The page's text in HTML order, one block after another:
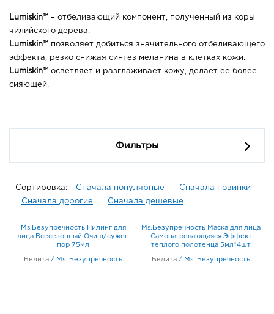
Lumiskin™ – отбеливающий компонент, полученный из коры
чилийского дерева.
Lumiskin™ позволяет добиться значительного отбеливающего
эффекта, резко снижая синтез меланина в клетках кожи.
Lumiskin™ осветляет и разглаживает кожу, делает ее более
сияющей.
Фильтры
Сортировка: Сначала популярные
Сначала новинки
Сначала дорогие
Сначала дешевые
Ms.Безупречность Пилинг для
лица Всесезонный Очищ/сужен
пор 75мл
Белита / Ms. Безупречность
Ms.Безупречность Маска для лица
Самонагревающаяся Эффект
теплого полотенца 5мл*4шт
Белита / Ms. Безупречность